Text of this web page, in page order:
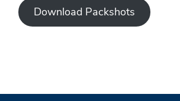
Download Packshots